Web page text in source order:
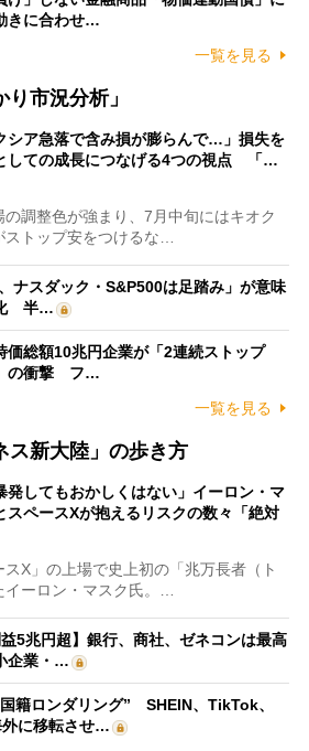
きに合わせ…
一覧を見る
市況分析」
シア急落で含み損が膨らんで…」損失を
しての成長につなげる4つの視点 「…
調整色が強まり、7月中旬にはキオク
ストップ安をつけるな…
ナスダック・S&P500は足踏み」が意味
化 半…
価総額10兆円企業が「2連続ストップ
の衝撃 フ…
一覧を見る
ス新大陸」の歩き方
発してもおかしくはない」イーロン・マ
スペースXが抱えるリスクの数々「絶対
X」の上場で史上初の「兆万長者（ト
イーロン・マスク氏。…
益5兆円超】銀行、商社、ゼネコンは最高
企業・…
籍ロンダリング” SHEIN、TikTok、
に移転させ…